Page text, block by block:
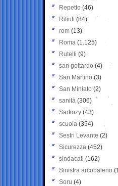
Repetto (46)
Rifiuti (84)
rom (13)
Roma (1.125)
Rutelli (9)
san gottardo (4)
San Martino (3)
San Miniato (2)
sanità (306)
Sarkozy (43)
scuola (354)
Sestri Levante (2)
Sicurezza (452)
sindacati (162)
Sinistra arcobaleno
Soru (4)